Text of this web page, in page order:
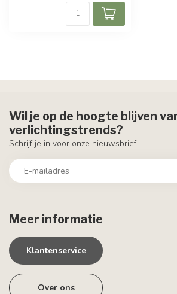
Meer informatie
Klantenservice
Over ons
Wil je op de hoogte blijven
verlichtingstrends?
Schrijf je in voor onze nieuwsbrief